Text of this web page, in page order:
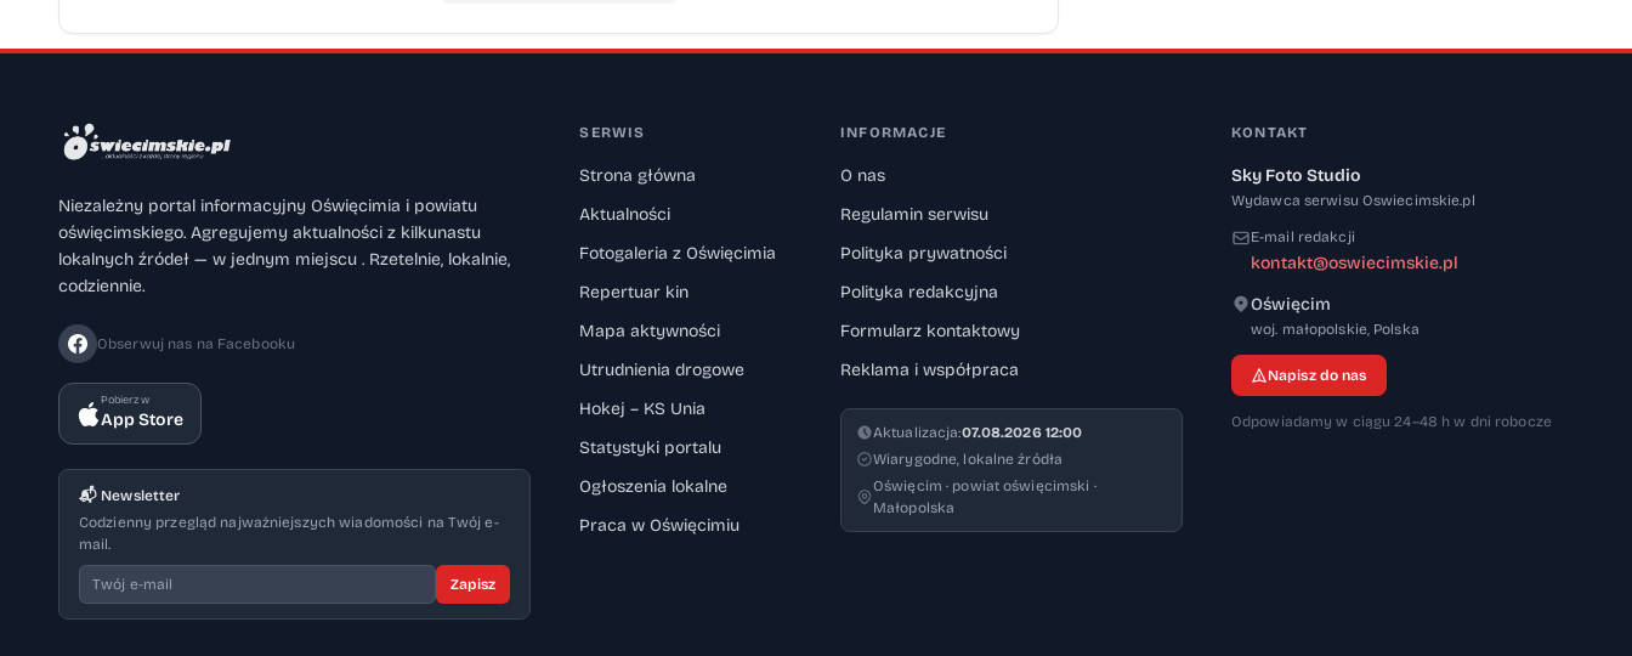
Niezależny portal informacyjny Oświęcimia i powiatu
oświęcimskiego. Agregujemy aktualności z kilkunastu
lokalnych źródeł — w jednym miejscu . Rzetelnie, lokalnie,
codziennie.
Obserwuj nas na Facebooku
Pobierz w
App Store
📬 Newsletter
Codzienny przegląd najważniejszych wiadomości na Twój e-
mail.
Zapisz
SERWIS
Strona główna
Aktualności
Fotogaleria z Oświęcimia
Repertuar kin
Mapa aktywności
Utrudnienia drogowe
Hokej – KS Unia
Statystyki portalu
Ogłoszenia lokalne
Praca w Oświęcimiu
INFORMACJE
O nas
Regulamin serwisu
Polityka prywatności
Polityka redakcyjna
Formularz kontaktowy
Reklama i współpraca
Aktualizacja:07.08.2026 12:00
Wiarygodne, lokalne źródła
Oświęcim · powiat oświęcimski ·
Małopolska
KONTAKT
Sky Foto Studio
Wydawca serwisu Oswiecimskie.pl
E-mail redakcji
kontakt@oswiecimskie.pl
Oświęcim
woj. małopolskie, 32-600
Polska
Napisz do nas
Odpowiadamy w ciągu 24–48 h w dni robocze